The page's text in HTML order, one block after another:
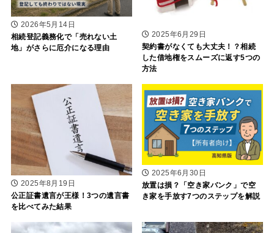
2026年5月14日
相続登記義務化で「売れない土
地」がさらに厄介になる理由
2025年6月29日
契約書がなくても大丈夫！？相続
した借地権をスムーズに返す5つの
方法
2025年8月19日
公正証書遺言が王様！3つの遺言書
を比べてみた結果
2025年6月30日
放置は損？「空き家バンク」で空
き家を手放す7つのステップを解説